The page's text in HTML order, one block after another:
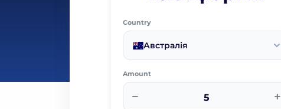
Country
Австралія
Amount
− +